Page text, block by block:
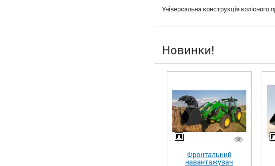
Універсальна конструкція
Новинки!
Фронтальний
навантажувач